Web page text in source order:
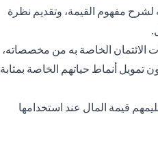
لشرح مفهوم القيمة، وتقديم نظرة
الائتمان الخاصة به من مخصصاته،
تمويل أنماط حياتهم الخاصة بمثابة
قيمة المال عند استخدامها